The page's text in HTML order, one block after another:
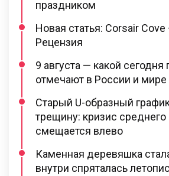
праздником
Новая статья: Corsair Cove
Рецензия
9 августа — какой сегодня
отмечают в России и мире
Старый U-образный
трещину: кризис среднего
смещается влево
Каменная деревяшка
внутри спряталась